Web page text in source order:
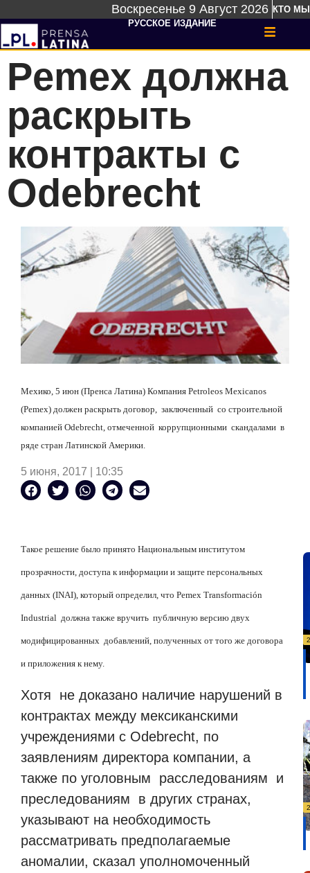
Воскресенье 9 Август 2026 КТО МЫ
РУССКОЕ ИЗДАНИЕ
Pemex должна
раскрыть
контракты с
Odebrecht
Мехико, 5 июн (Пренса Латина) Компания Petroleos Mexicanos
(Pemex) должен раскрыть договор, заключенный со строительной
компанией Odebrecht, отмеченной коррупционными скандалами в
ряде стран Латинской Америки.
5 июня, 2017 | 10:35
Такое решение было принято Национальным институтом
прозрачности, доступа к информации и защите персональных
данных (INAI), который определил, что Pemex Transformación
Industrial должна также вручить публичную версию двух
модифицированных добавлений, полученных от того же договора
и приложения к нему.
Хотя не доказано наличие нарушений в
контрактах между мексиканскими
учреждениями с Odebrecht, по
заявлениям директора компании, а
также по уголовным расследованиям и
преследованиям в других странах,
указывают на необходимость
рассматривать предполагаемые
аномалии, сказал уполномоченный